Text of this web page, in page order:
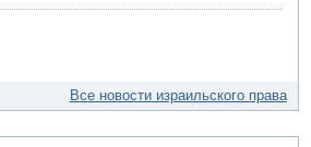
Все новости израильского права